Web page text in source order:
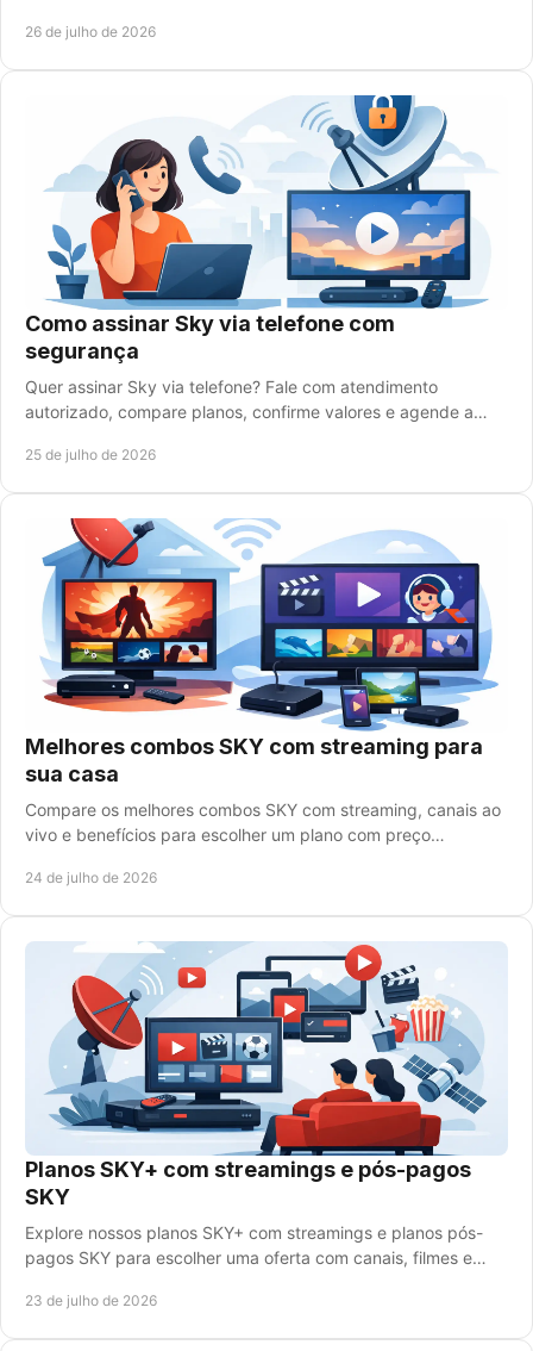
26 de julho de 2026
Como assinar Sky via telefone com
segurança
Quer assinar Sky via telefone? Fale com atendimento
autorizado, compare planos, confirme valores e agende a
25 de julho de 2026
Melhores combos SKY com streaming para
sua casa
Compare os melhores combos SKY com streaming, canais ao
vivo e benefícios para escolher um plano com preço
24 de julho de 2026
Planos SKY+ com streamings e pós-pagos
SKY
Explore nossos planos SKY+ com streamings e planos pós-
pagos SKY para escolher uma oferta com canais, filmes e
23 de julho de 2026